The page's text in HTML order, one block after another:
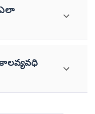
ఎలా
కాలవ్యవధి